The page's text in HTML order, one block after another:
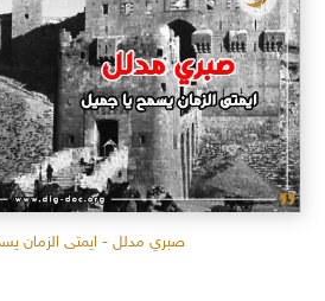
صبري مدلل - ايمتى الزمان